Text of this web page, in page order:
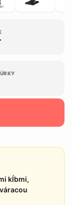
kĺbmi,